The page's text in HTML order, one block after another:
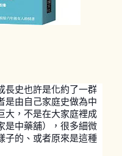
長史也許是化約了一群
是由自己家庭史做為中
大，不是在大家庭裡成
是中藥舖），很多細微
子的、或者原來是這種